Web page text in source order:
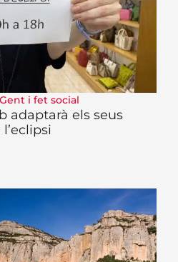
Gent i fet social
adaptarà els seus